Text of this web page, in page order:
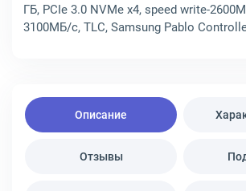
ГБ, PCIe 3.0 NVMe x4, speed write-
3100МБ/с, TLC, Samsung Pablo
Описание
Отзывы